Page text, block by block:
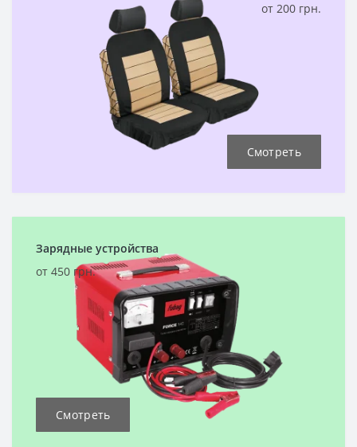
от 200 грн.
Смотреть
Зарядные устройства
от 450 грн.
Смотреть